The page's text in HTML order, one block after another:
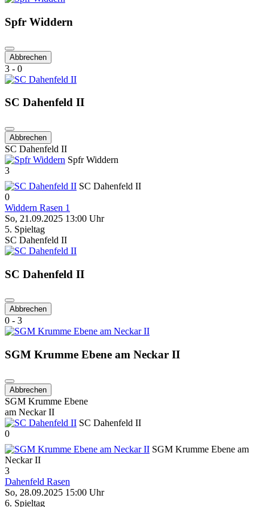
Spfr Widdern
Abbrechen
3 - 0
SC Dahenfeld II
Abbrechen
SC Dahenfeld II
Spfr Widdern
3
SC Dahenfeld II
0
Widdern Rasen 1
So, 21.09.2025 13:00 Uhr
5. Spieltag
SC Dahenfeld II
SC Dahenfeld II
Abbrechen
0 - 3
SGM Krumme Ebene am Neckar II
Abbrechen
SGM Krumme Ebene
am Neckar II
SC Dahenfeld II
0
SGM Krumme Ebene am
Neckar II
3
Dahenfeld Rasen
So, 28.09.2025 15:00 Uhr
6. Spieltag